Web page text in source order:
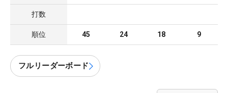
打数
順位 45 24 18 9
フルリーダーボード